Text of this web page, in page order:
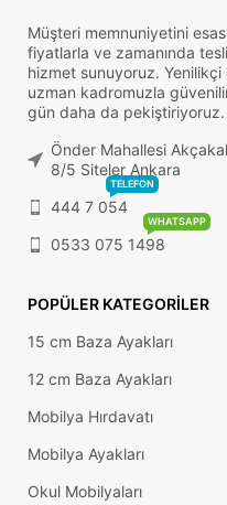
Müşteri memnuniyetini
fiyatlarla ve zamanında
hizmet sunuyoruz.
uzman kadromuzla
gün daha da pekiştiriyoruz.
Önder Mahallesi
8/5 Siteler Ankara
444 7 054
TELEFON
0533 075 1498
WHATSAPP
POPÜLER KATEGORILER
15 cm Baza Ayakları
12 cm Baza Ayakları
Mobilya Hırdavatı
Mobilya Ayakları
Okul Mobilyaları